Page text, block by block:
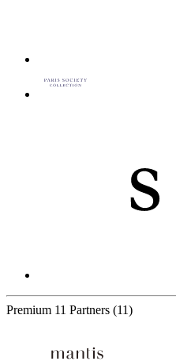
Premium 11 Partners (11)